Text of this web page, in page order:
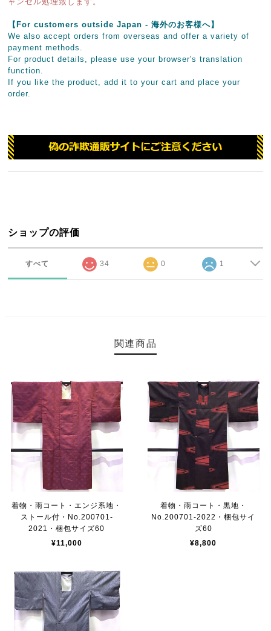
【For customers outside Japan - 海外のお客様へ】
We also accept orders from overseas and offer a variety of
payment methods.
For product details, please use your browser's translation
function.
If you like the product, add it to your cart and place your
order.
ショップの評価
すべて 34 0 1
関連商品
着物・雨コート・エンジ系地・
ストール付・No.200701-
2021・梱包サイズ60
¥11,000
着物・雨コート・黒地・
No.200701-2022・梱包サイ
ズ60
¥8,800